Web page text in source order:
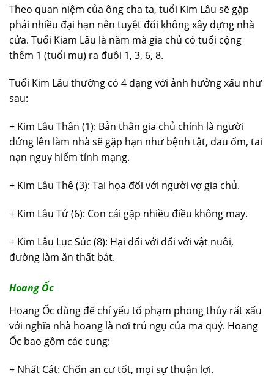
Theo quan niệm của ông cha ta, tuổi Kim Lâu sẽ gặp
phải nhiều đại hạn nên tuyệt đối không xây dựng nhà
cửa. Tuổi Kiam Lâu là năm mà gia chủ có tuổi cộng
thêm 1 (tuổi mụ) ra đuôi 1, 3, 6, 8.
Tuổi Kim Lâu thường có 4 dạng với ảnh hưởng xấu như
sau:
+ Kim Lâu Thân (1): Bản thân gia chủ chính là người
đứng lên làm nhà sẽ gặp hạn như bệnh tật, đau ốm, tai
nạn nguy hiểm tính mạng.
+ Kim Lâu Thê (3): Tai họa đối với người vợ gia chủ.
+ Kim Lâu Tử (6): Con cái gặp nhiều điều không may.
+ Kim Lâu Lục Súc (8): Hại đối với đối với vật nuôi,
đường làm ăn thất bát.
Hoang Ốc
Hoang Ốc dùng để chỉ yếu tố phạm phong thủy rất xấu
với nghĩa nhà hoang là nơi trú ngụ của ma quỷ. Hoang
Ốc bao gồm các cung:
+ Nhất Cát: Chốn an cư tốt, mọi sự thuận lợi.